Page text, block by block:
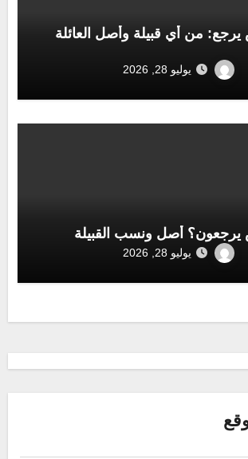
من أي قبيلة وأصل العائلة
يوليو 28, 2026
يرجعون؟ أصل ونسب القبيلة
يوليو 28, 2026